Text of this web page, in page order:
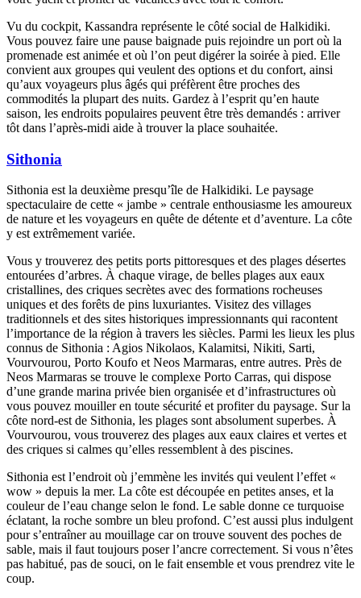
Vu du cockpit, Kassandra représente le côté social de Halkidiki.
Vous pouvez faire une pause baignade puis rejoindre un port où la
promenade est animée et où l’on peut digérer la soirée à pied. Elle
convient aux groupes qui veulent des options et du confort, ainsi
qu’aux voyageurs plus âgés qui préfèrent être proches des
commodités la plupart des nuits. Gardez à l’esprit qu’en haute
saison, les endroits populaires peuvent être très demandés : arriver
tôt dans l’après-midi aide à trouver la place souhaitée.
Sithonia
Sithonia est la deuxième presqu’île de Halkidiki. Le paysage
spectaculaire de cette « jambe » centrale enthousiasme les amoureux
de nature et les voyageurs en quête de détente et d’aventure. La côte
y est extrêmement variée.
Vous y trouverez des petits ports pittoresques et des plages désertes
entourées d’arbres. À chaque virage, de belles plages aux eaux
cristallines, des criques secrètes avec des formations rocheuses
uniques et des forêts de pins luxuriantes. Visitez des villages
traditionnels et des sites historiques impressionnants qui racontent
l’importance de la région à travers les siècles. Parmi les lieux les plus
connus de Sithonia : Agios Nikolaos, Kalamitsi, Nikiti, Sarti,
Vourvourou, Porto Koufo et Neos Marmaras, entre autres. Près de
Neos Marmaras se trouve le complexe Porto Carras, qui dispose
d’une grande marina privée bien organisée et d’infrastructures où
vous pouvez mouiller en toute sécurité et profiter du paysage. Sur la
côte nord-est de Sithonia, les plages sont absolument superbes. À
Vourvourou, vous trouverez des plages aux eaux claires et vertes et
des criques si calmes qu’elles ressemblent à des piscines.
Sithonia est l’endroit où j’emmène les invités qui veulent l’effet «
wow » depuis la mer. La côte est découpée en petites anses, et la
couleur de l’eau change selon le fond. Le sable donne ce turquoise
éclatant, la roche sombre un bleu profond. C’est aussi plus indulgent
pour s’entraîner au mouillage car on trouve souvent des poches de
sable, mais il faut toujours poser l’ancre correctement. Si vous n’êtes
pas habitué, pas de souci, on le fait ensemble et vous prendrez vite le
coup.